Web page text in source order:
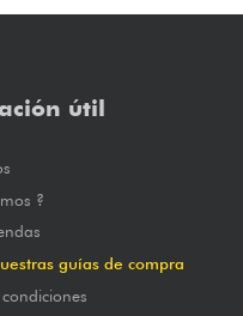
útil
?
guías de compra